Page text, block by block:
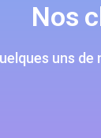
Nos
uns